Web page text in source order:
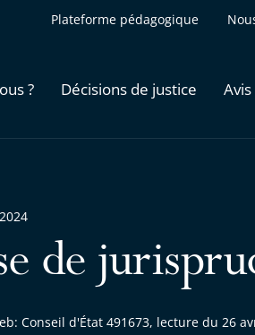
Plateforme pédagogique
? Décisions de justice
de
Conseil d'État 491673, lecture du 26